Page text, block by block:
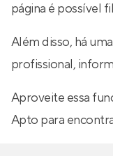
página é possível
Além disso, há
profissional,
Aproveite essa
Apto para